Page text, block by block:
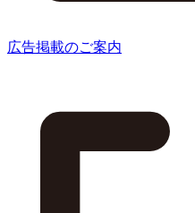
広告掲載のご案内